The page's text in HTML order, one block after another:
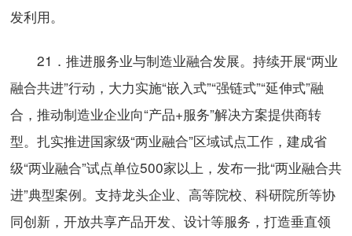
发利用。
21．推进服务业与制造业融合发展。持续开展“两业
融合共进”行动，大力实施“嵌入式”“强链式”“延伸式”融
合，推动制造业企业向“产品+服务”解决方案提供商转
型。扎实推进国家级“两业融合”区域试点工作，建成省
级“两业融合”试点单位500家以上，发布一批“两业融合共
进”典型案例。支持龙头企业、高等院校、科研院所等协
同创新，开放共享产品开发、设计等服务，打造垂直领